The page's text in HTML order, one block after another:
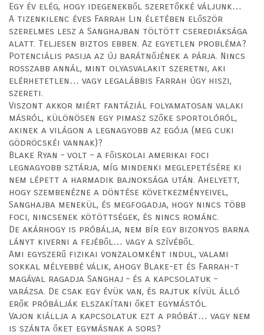
Egy év elég, hogy idegenekből szeretőkké váljunk…
A tizenkilenc éves Farrah Lin életében először
szerelmes lesz a Sanghajban töltött cserediáksága
alatt. Teljesen biztos ebben. Az egyetlen probléma?
Potenciális pasija az új barátnőjének a párja. Nincs
rosszabb annál, mint olyasvalakit szeretni, aki
elérhetetlen… vagy legalábbis Farrah úgy hiszi,
szereti.
Viszont akkor miért fantáziál folyamatosan valaki
másról, különösen egy pimasz szőke sportolóról,
akinek a világon a legnagyobb az egója (meg cuki
gödröcskéi vannak)?
Blake Ryan – volt – a főiskolai amerikai foci
legnagyobb sztárja, míg mindenki meglepetésére ki
nem lépett a harmadik bajnoksága után. Ahelyett,
hogy szembenézne a döntése következményeivel,
Sanghajba menekül, és megfogadja, hogy nincs több
foci, nincsenek kötöttségek, és nincs románc.
De akárhogy is próbálja, nem bír egy bizonyos barna
lányt kiverni a fejéből… vagy a szívéből.
Ami egyszerű fizikai vonzalomként indul, valami
sokkal mélyebbé válik, ahogy Blake-et és Farrah-t
magával ragadja Sanghaj – és a kapcsolatuk –
varázsa. De csak egy évük van, és rajtuk kívül álló
erők próbálják elszakítani őket egymástól.
Vajon kiállja a kapcsolatuk ezt a próbát… vagy nem
is szánta őket egymásnak a sors?